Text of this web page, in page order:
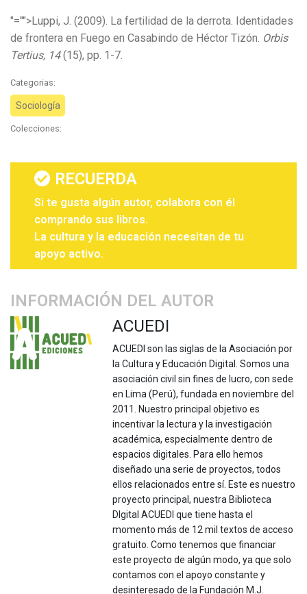
"="">Luppi, J. (2009). La fertilidad de la derrota. Identidades
de frontera en Fuego en Casabindo de Héctor Tizón. Orbis
Tertius, 14(15), pp. 1-7.
Categorias:
Sociología
Colecciones:
RECUERDA
Si te gusta algún autor, colabora con él
comprando sus libros.
La cultura y la educación necesitan de tu
apoyo activo.
INFORMACIÓN DEL AUTOR
ACUEDI
ACUEDI son las siglas de la Asociación por
la Cultura y Educación Digital. Somos una
asociación civil sin fines de lucro, con sede
en Lima (Perú), fundada en noviembre del
2011. Nuestro principal objetivo es
incentivar la lectura y la investigación
académica, especialmente dentro de
espacios digitales. Para ello hemos
diseñado una serie de proyectos, todos
ellos relacionados entre sí. Este es nuestro
proyecto principal, nuestra Biblioteca
DIgital ACUEDI que tiene hasta el
momento más de 12 mil textos de acceso
gratuito. Como tenemos que financiar
este proyecto de algún modo, ya que solo
contamos con el apoyo constante y
desinteresado de la Fundación M.J.